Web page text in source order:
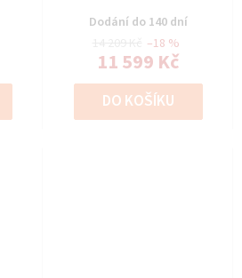
Dodání do 140 dní
11 599 Kč
–18 %
DO KOŠÍKU